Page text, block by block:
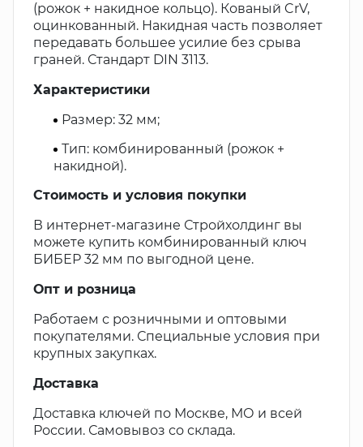
(рожок + накидное кольцо). Кованый CrV,
оцинкованный. Накидная часть позволяет
передавать большее усилие без срыва
граней. Стандарт DIN 3113.
Характеристики
Размер: 32 мм;
Тип: комбинированный (рожок +
накидной).
Стоимость и условия покупки
В интернет-магазине Стройхолдинг вы
можете купить комбинированный ключ
БИБЕР 32 мм по выгодной цене.
Опт и розница
Работаем с розничными и оптовыми
покупателями. Специальные условия при
крупных закупках.
Доставка
Доставка ключей по Москве, МО и всей
России. Самовывоз со склада.